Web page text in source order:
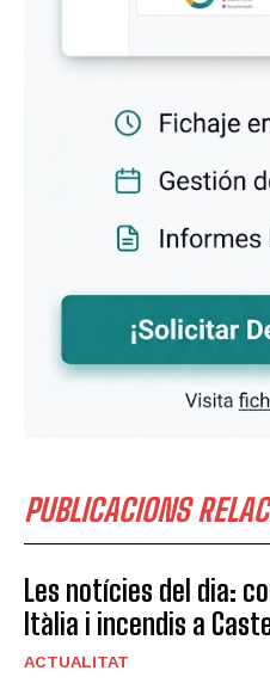
PUBLICACIONS
Les notícies del dia:
Itàlia i incendis a
ACTUALITAT